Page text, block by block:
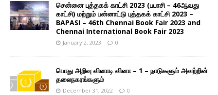
சென்னை புத்தகக் காட்சி 2023 (பபாசி – 46ஆவது
காட்சி) மற்றும் பன்னாட்டு புத்தகக் காட்சி 2023 –
BAPASI – 46th Chennai Book Fair 2023 and
Chennai International Book Fair 2023
January 2, 2023 0
பொது அறிவு வினாடி வினா – 1 – நாடுகளும் அவற்றின்
தலைநகரங்களும்
December 31, 2022 0